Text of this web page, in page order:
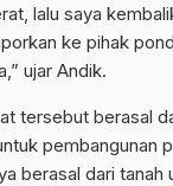
lalu saya
ke pihak
ujar Andik.
tersebut berasal
pembangunan
berasal dari tanah